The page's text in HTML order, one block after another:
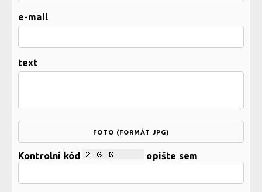
e-mail
text
FOTO (FORMÁT JPG)
Kontrolní kód opište sem